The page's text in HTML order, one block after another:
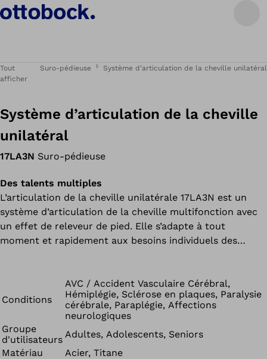
Tout
afficher
Suro-pédieuse Système d’articulation de la cheville unilatéral
Système d’articulation de la cheville
unilatéral
17LA3N Suro-pédieuse
Des talents multiples
L’articulation de la cheville unilatérale 17LA3N est un
système d’articulation de la cheville multifonction avec
un effet de releveur de pied. Elle s’adapte à tout
moment et rapidement aux besoins individuels des
utilisation unilatérale est possible pour un poids
maximum de 100 kg et une utilisation bilatérale est
permise pour un poids allant jusqu’à 160 kg. Bien qu’elle
offre de multiples possibilités, cette articulation est
légère et discrète.
Conditions
AVC / Accident Vasculaire Cérébral,
Hémiplégie, Sclérose en plaques, Paralysie
cérébrale, Paraplégie, Affections
neurologiques
Groupe
d'utilisateurs Adultes, Adolescents, Seniors
Matériau
Acier, Titane